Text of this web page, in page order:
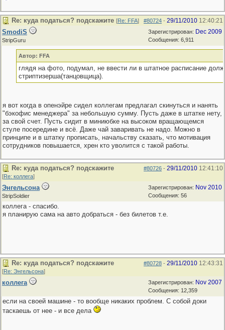
#80724 - 29/11/2010 12:40:21
Re: куда податься? подскажите [Re: FFA]
Зарегистрирован: Dec 2009
Сообщения: 6,911
SmodiS
StripGuru
Автор: FFA
глядя на фото, подумал, не ввести ли в штатное расписание
стриптизерша(танцовщица).
я вот когда в опенэйре сидел коллегам предлагал скинуться и нанять
"бэкофис менеджера" за небольшую сумму. Пусть даже в штатке нету,
за свой счет. Пусть сидит в миниюбке на высоком вращающемся
стуле посередине и всё. Даже чай заваривать не надо. Можно в
принципе и в штатку прописать, начальству сказать, что мотивация
сотрудников повышается, хрен кто уволится с такой работы.
#80726 - 29/11/2010 12:41:10
Re: куда податься? подскажите
[Re: коллега]
Зарегистрирован: Nov 2010
Сообщения: 56
Энгельсона
StripSoldier
коллега - спасибо.
я планирую сама на авто добраться - без билетов т.е.
#80728 - 29/11/2010 12:43:31
Re: куда податься? подскажите
[Re: Энгельсона]
Зарегистрирован: Nov 2007
Сообщения: 12,359
коллега
если на своей машине - то вообще никаких проблем. С собой доки
таскаешь от нее - и все дела